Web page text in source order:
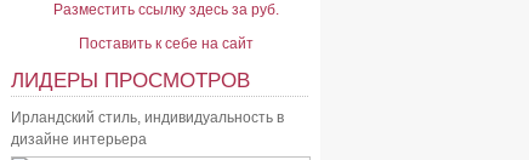
Разместить ссылку здесь за руб.
Поставить к себе на сайт
ЛИДЕРЫ ПРОСМОТРОВ
Ирландский стиль, индивидуальность в
дизайне интерьера